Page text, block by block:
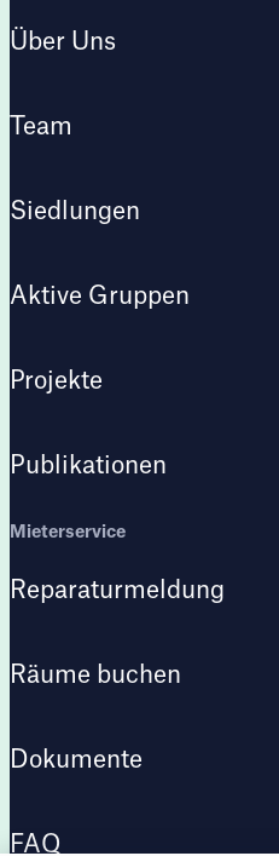
Über Uns
Team
Siedlungen
Aktive Gruppen
Projekte
Publikationen
Mieterservice
Reparaturmeldung
Räume buchen
Dokumente
FAQ